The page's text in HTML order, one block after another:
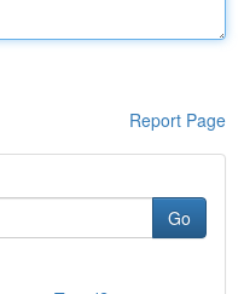
Report Page
Go